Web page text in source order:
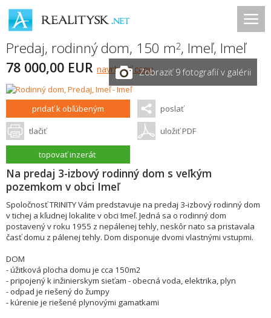
Predaj, rodinný dom, 150 m2, Imeľ, Imeľ
78 000,00 EUR navrhnúť cenuZobraziť 9 fotografií v galérii
pridať k obľúbeným poslať
tlačiť uložiť PDF
topovať inzerát
Na predaj 3-izbový rodinný dom s veľkým
pozemkom v obci Imeľ
Spoločnosť TRINITY Vám predstavuje na predaj 3-izbový rodinný dom
v tichej a kľudnej lokalite v obci Imeľ. Jedná sa o rodinný dom
postavený v roku 1955 z nepálenej tehly, neskôr nato sa pristavala
časť domu z pálenej tehly. Dom disponuje dvomi vlastnými vstupmi.
DOM
- úžitková plocha domu je cca 150m2
- pripojený k inžinierskym sieťam - obecná voda, elektrika, plyn
- odpad je riešený do žumpy
- kúrenie je riešené plynovými gamatkami